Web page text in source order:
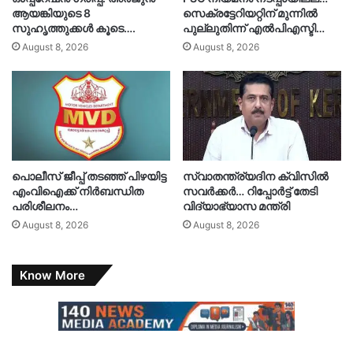
ആയങ്കിയുടെ 8
സുഹൃത്തുക്കൾ കൂടെ….
August 8, 2026
സെക്രട്ടേറിയറ്റിന് മുന്നിൽ
പുല്ലുതിന്ന് എൽപിഎസ്ടി…
August 8, 2026
പൊലീസ് ജീപ്പ് തടഞ്ഞ് പിഴയിട്ട
എംവിഐക്ക് നിർബന്ധിത
പരിശീലനം…
August 8, 2026
സ്വാതന്ത്ര്യദിന ക്വിസിൽ
സവർക്കർ… റിപ്പോർട്ട് തേടി
വിദ്യാഭ്യാസ മന്ത്രി
August 8, 2026
Know More